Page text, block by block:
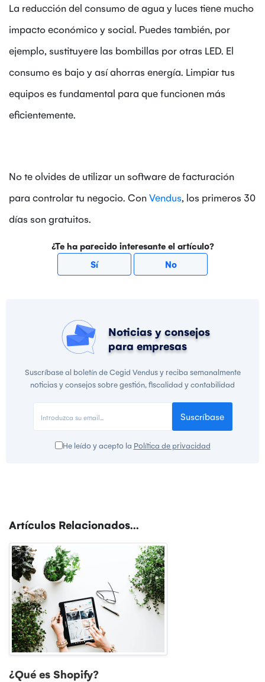
La reducción del consumo de agua y luces tiene mucho
impacto económico y social. Puedes también, por
ejemplo, sustituyere las bombillas por otras LED. El
consumo es bajo y así ahorras energía. Limpiar tus
equipos es fundamental para que funcionen más
eficientemente.
No te olvides de utilizar un software de facturación
para controlar tu negocio. ConVendus, los primeros 30
días son gratuitos.
¿Te ha parecido interesante el artículo?
Sí
No
Noticias y consejos
para empresas
Suscríbase al boletín de Cegid Vendus y reciba semanalmente
noticias y consejos sobre gestión, fiscalidad y contabilidad
Suscríbase
He leído y acepto la Política de privacidad
Artículos Relacionados...
¿Qué es Shopify?